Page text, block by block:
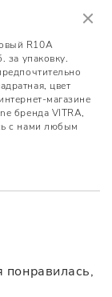
R10A
за упаковку.
цвет
магазине
бренда VITRA,
с нами любым
понравилась,